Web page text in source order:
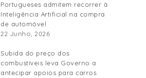
Portugueses admitem recorrer à
Inteligência Artificial na compra
de automóvel
22 Junho, 2026
Subida do preço dos
combustíveis leva Governo a
antecipar apoios para carros